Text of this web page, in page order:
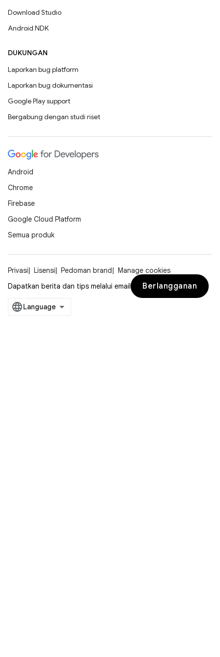
Download Studio
Android NDK
DUKUNGAN
Laporkan bug platform
Laporkan bug dokumentasi
Google Play support
Bergabung dengan studi riset
Android
Chrome
Firebase
Google Cloud Platform
Semua produk
Privasi Lisensi Pedoman brand
Manage cookies
Dapatkan berita dan tips melalui email
Berlangganan